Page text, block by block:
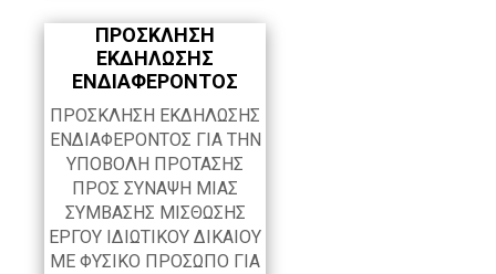
ΠΡΟΣΚΛΗΣΗ
ΕΚΔΗΛΩΣΗΣ
ΕΝΔΙΑΦΕΡΟΝΤΟΣ
ΠΡΟΣΚΛΗΣΗ ΕΚΔΗΛΩΣΗΣ
ΕΝΔΙΑΦΕΡΟΝΤΟΣ ΓΙΑ ΤΗΝ
ΥΠΟΒΟΛΗ ΠΡΟΤΑΣΗΣ
ΠΡΟΣ ΣΥΝΑΨΗ ΜΙΑΣ
ΣΥΜΒΑΣΗΣ ΜΙΣΘΩΣΗΣ
ΕΡΓΟΥ ΙΔΙΩΤΙΚΟΥ ΔΙΚΑΙΟΥ
ΜΕ ΦΥΣΙΚΟ ΠΡΟΣΩΠΟ ΓΙΑ